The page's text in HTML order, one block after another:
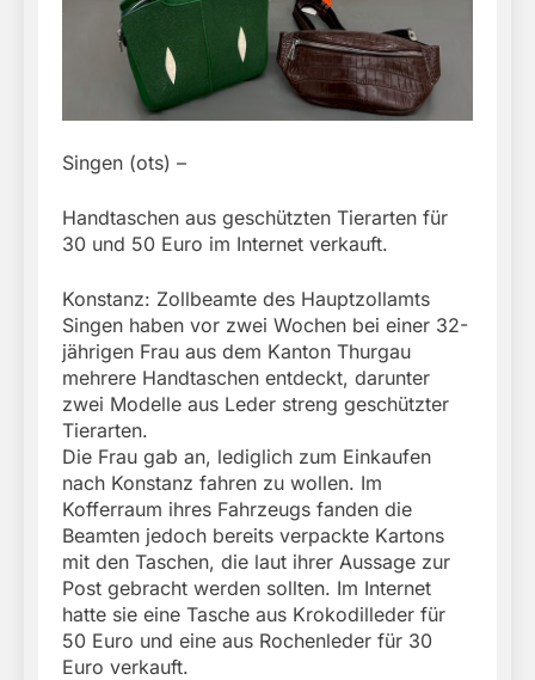
Singen (ots) –
Handtaschen aus geschützten Tierarten für
30 und 50 Euro im Internet verkauft.
Konstanz: Zollbeamte des Hauptzollamts
Singen haben vor zwei Wochen bei einer 32-
jährigen Frau aus dem Kanton Thurgau
mehrere Handtaschen entdeckt, darunter
zwei Modelle aus Leder streng geschützter
Tierarten.
Die Frau gab an, lediglich zum Einkaufen
nach Konstanz fahren zu wollen. Im
Kofferraum ihres Fahrzeugs fanden die
Beamten jedoch bereits verpackte Kartons
mit den Taschen, die laut ihrer Aussage zur
Post gebracht werden sollten. Im Internet
hatte sie eine Tasche aus Krokodilleder für
50 Euro und eine aus Rochenleder für 30
Euro verkauft.